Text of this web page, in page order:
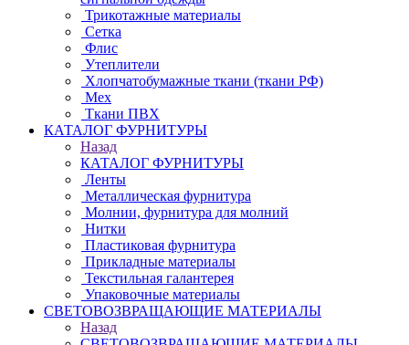
Трикотажные материалы
Сетка
Флис
Утеплители
Хлопчатобумажные ткани (ткани РФ)
Мех
Ткани ПВХ
КАТАЛОГ ФУРНИТУРЫ
Назад
КАТАЛОГ ФУРНИТУРЫ
Ленты
Металлическая фурнитура
Молнии, фурнитура для молний
Нитки
Пластиковая фурнитура
Прикладные материалы
Текстильная галантерея
Упаковочные материалы
СВЕТОВОЗВРАЩАЮЩИЕ МАТЕРИАЛЫ
Назад